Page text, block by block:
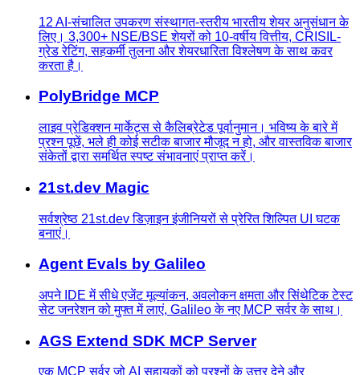
12 AI-संचालित उपकरण संस्थागत-स्तरीय भारतीय शेयर अनुसंधान के
लिए। 3,300+ NSE/BSE शेयरों को 10-वर्षीय वित्तीय, CRISIL-
ग्रेड रेटिंग, सहकर्मी तुलना और शेयरधारिता विश्लेषण के साथ कवर
करता है।
PolyBridge MCP
लाइव प्रेडिक्शन मार्केट्स से कैलिब्रेटेड पूर्वानुमान। भविष्य के बारे में
प्रश्न पूछें, भले ही कोई सटीक बाजार मौजूद न हो, और वास्तविक बाजार
संकेतों द्वारा समर्थित स्पष्ट संभावनाएं प्राप्त करें।
21st.dev Magic
सर्वश्रेष्ठ 21st.dev डिज़ाइन इंजीनियरों से प्रेरित शिल्पित UI घटक
बनाएं।
Agent Evals by Galileo
अपने IDE में सीधे एजेंट मूल्यांकन, अवलोकन क्षमता और सिंथेटिक टेस्ट
सेट जनरेशन को मुफ्त में लाएं, Galileo के नए MCP सर्वर के साथ।
AGS Extend SDK MCP Server
एक MCP सर्वर जो AI सहायकों को प्रश्नों के उत्तर देने और